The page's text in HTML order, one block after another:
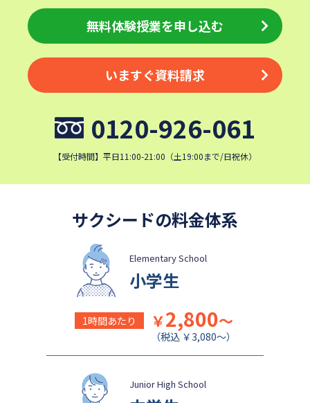
淑徳中学校
昭和女子大学附属昭和中学校
細田学園中学校
帝京大学中学校
国府台女子学院中学部
埼玉栄中学校
城北埼玉中学校
日本大学中学校
麗澤中学校
同志社香里中学校
星野学園中学校
昭和学院中学校
東京女学館中学校
目黒日本大学中学校
関東学院中学校
帝塚山学院中学校
成蹊中学校
清泉女学院中学校
横浜国立大学教育学部附属横
実践女子学園中学校
成城学園中学校
日本大学豊山中学校
無料体験授業を申し込む
いますぐ資料請求
0120-926-061
【受付時間】平日11:00-21:00（土19:00まで/日祝休）
サクシードの料金体系
Elementary School
小学生
1時間あたり ￥2,800～
（税込 ￥3,080～）
Junior High School